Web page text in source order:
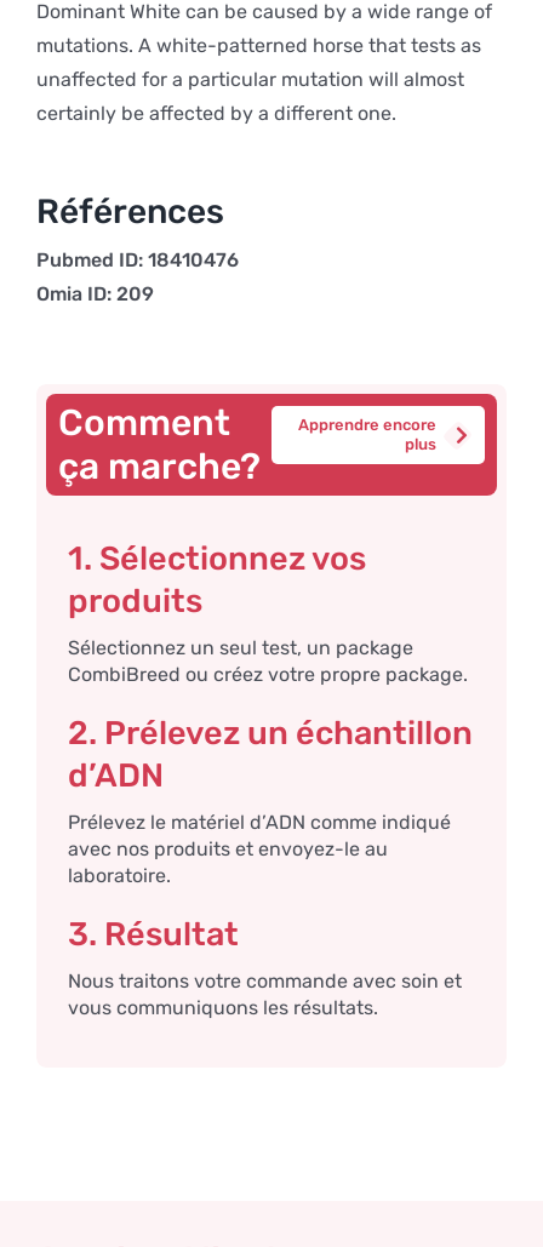
Dominant White can be caused by a wide range of
mutations. A white-patterned horse that tests as
unaffected for a particular mutation will almost
certainly be affected by a different one.
Références
Pubmed ID: 18410476
Omia ID: 209
Comment
ça marche?
Apprendre encore
plus
1. Sélectionnez vos
produits
Sélectionnez un seul test, un package
CombiBreed ou créez votre propre package.
2. Prélevez un échantillon
d’ADN
Prélevez le matériel d’ADN comme indiqué
avec nos produits et envoyez-le au
laboratoire.
3. Résultat
Nous traitons votre commande avec soin et
vous communiquons les résultats.